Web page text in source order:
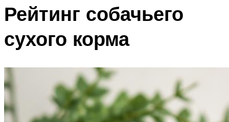
Рейтинг собачьего
сухого корма